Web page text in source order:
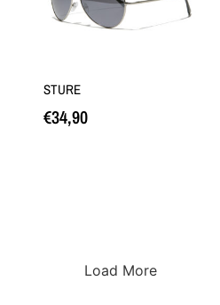
STURE
€34,90
Load More